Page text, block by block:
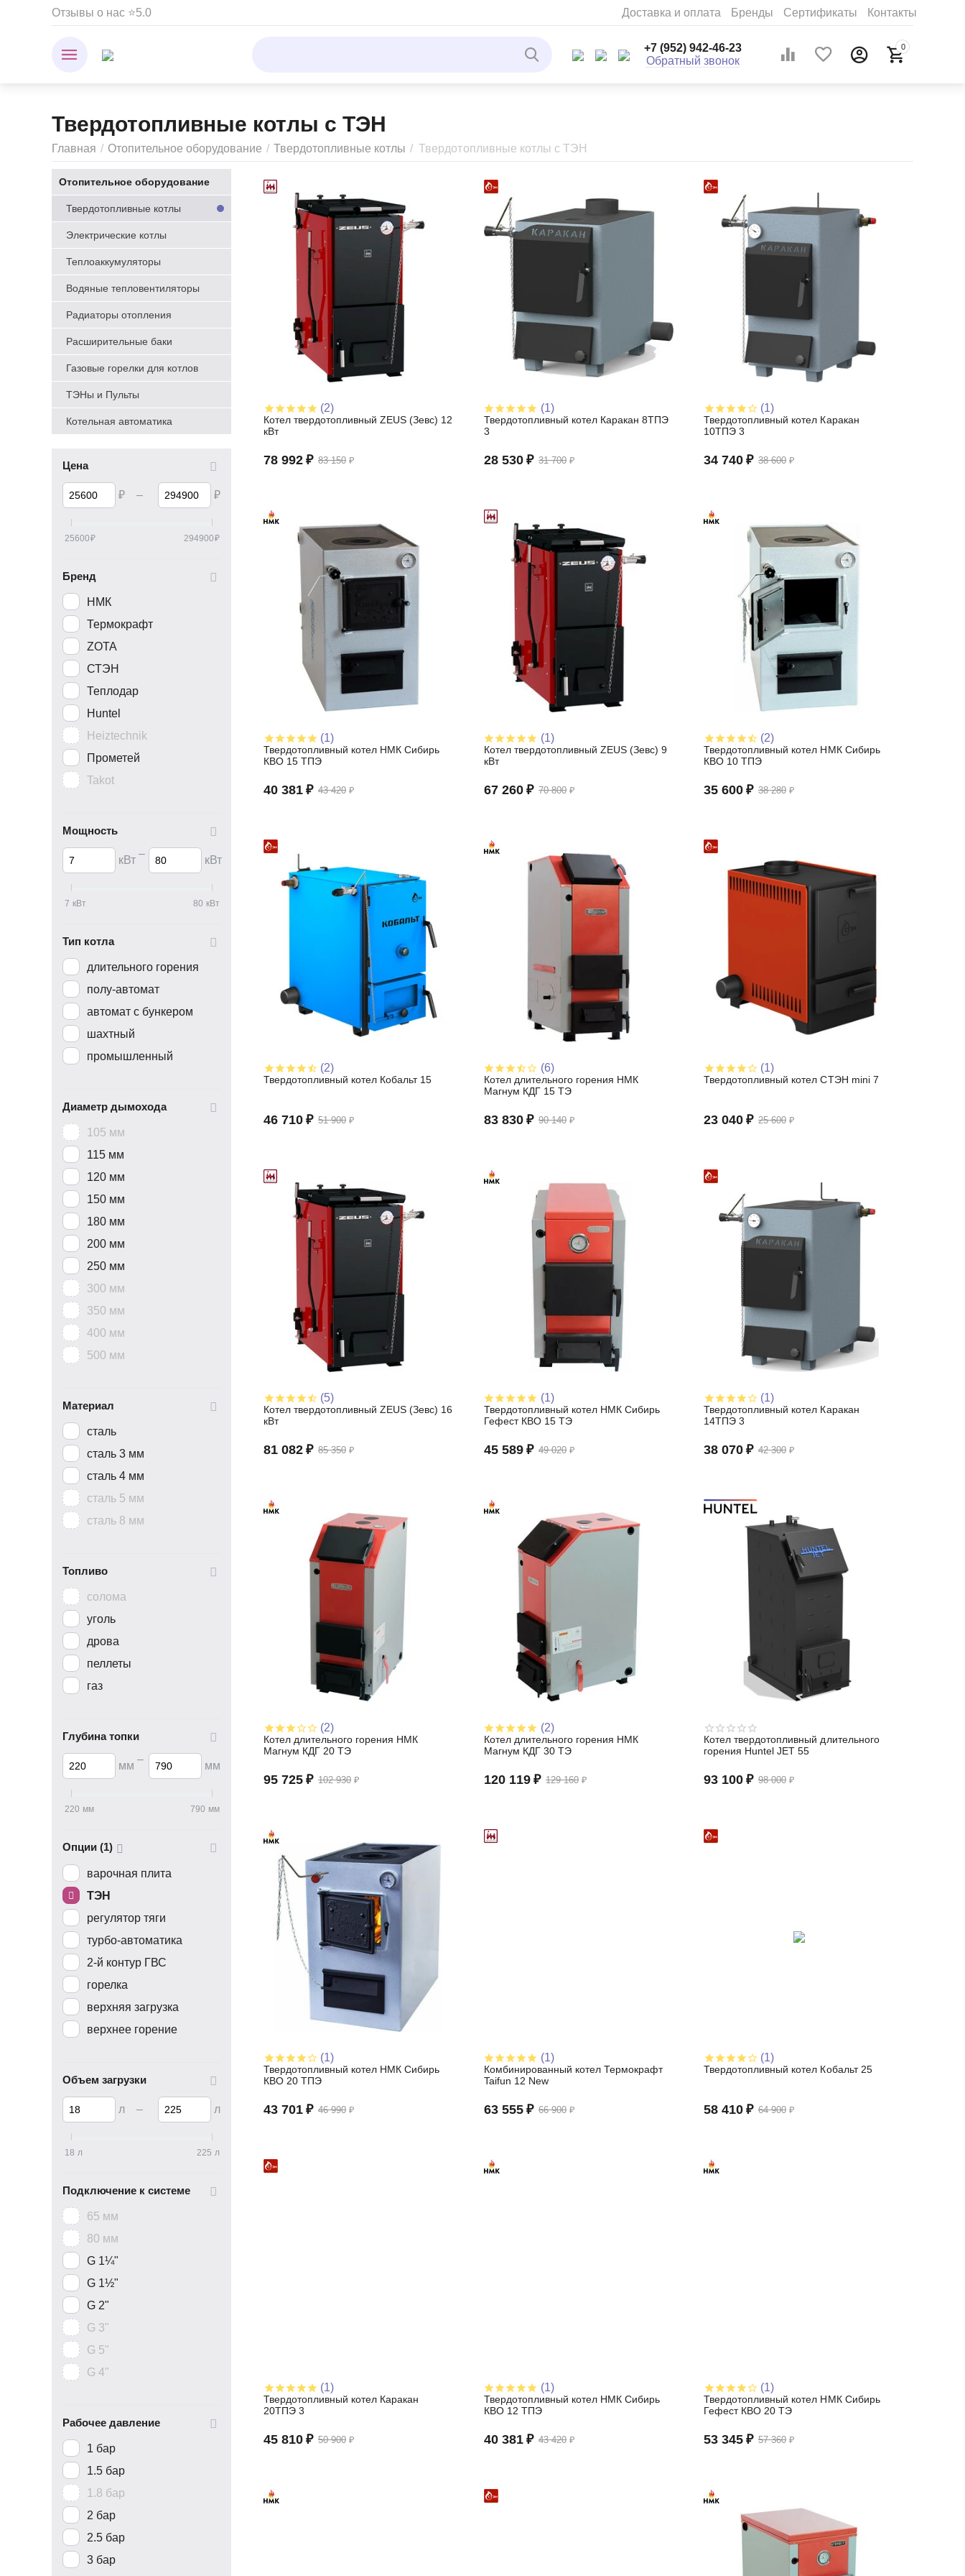
Отзывы о нас ⭐5.0 Доставка и оплата Бренды Сертификаты Контакты
+7 (952) 942-46-23
Обратный звонок
0
Твердотопливные котлы с ТЭН
Главная / Отопительное оборудование / Твердотопливные котлы / Твердотопливные котлы с ТЭН
(2)
Котел твердотопливный ZEUS (Зевс) 12
кВт
83 150 ₽
78 992 ₽
(1)
Твердотопливный котел Каракан 8ТПЭ
3
31 700 ₽
28 530 ₽
(1)
Твердотопливный котел Каракан
10ТПЭ 3
38 600 ₽
34 740 ₽
(1)
Твердотопливный котел НМК Сибирь
КВО 15 ТПЭ
43 420 ₽
40 381 ₽
(1)
Котел твердотопливный ZEUS (Зевс) 9
кВт
70 800 ₽
67 260 ₽
(2)
Твердотопливный котел НМК Сибирь
КВО 10 ТПЭ
38 280 ₽
35 600 ₽
(2)
Твердотопливный котел Кобальт 15
51 900 ₽
46 710 ₽
(6)
Котел длительного горения НМК
Магнум КДГ 15 ТЭ
90 140 ₽
83 830 ₽
(1)
Твердотопливный котел СТЭН mini 7
25 600 ₽
23 040 ₽
(5)
Котел твердотопливный ZEUS (Зевс) 16
кВт
85 350 ₽
81 082 ₽
(1)
Твердотопливный котел НМК Сибирь
Гефест КВО 15 ТЭ
49 020 ₽
45 589 ₽
(1)
Твердотопливный котел Каракан
14ТПЭ 3
42 300 ₽
38 070 ₽
(2)
Котел длительного горения НМК
Магнум КДГ 20 ТЭ
102 930 ₽
95 725 ₽
(2)
Котел длительного горения НМК
Магнум КДГ 30 ТЭ
129 160 ₽
120 119 ₽
Котел твердотопливный длительного
горения Huntel JET 55
98 000 ₽
93 100 ₽
(1)
Твердотопливный котел НМК Сибирь
КВО 20 ТПЭ
46 990 ₽
43 701 ₽
(1)
Комбинированный котел Термокрафт
Taifun 12 New
66 900 ₽
63 555 ₽
(1)
Твердотопливный котел Кобальт 25
64 900 ₽
58 410 ₽
(1)
Твердотопливный котел Каракан
20ТПЭ 3
50 900 ₽
45 810 ₽
(1)
Твердотопливный котел НМК Сибирь
КВО 12 ТПЭ
43 420 ₽
40 381 ₽
(1)
Твердотопливный котел НМК Сибирь
Гефест КВО 20 ТЭ
57 360 ₽
53 345 ₽
Отопительное оборудование
Твердотопливные котлы
Электрические котлы
Теплоаккумуляторы
Водяные тепловентиляторы
Радиаторы отопления
Расширительные баки
Газовые горелки для котлов
ТЭНы и Пульты
Котельная автоматика
Цена
₽ – ₽
25600₽ 294900₽
Бренд
НМК
Термокрафт
ZOTA
СТЭН
Теплодар
Huntel
Heiztechnik
Прометей
Takot
Мощность
кВт
–
кВт
7 кВт 80 кВт
Тип котла
длительного горения
полу-автомат
автомат с бункером
шахтный
промышленный
Диаметр дымохода
105 мм
115 мм
120 мм
150 мм
180 мм
200 мм
250 мм
300 мм
350 мм
400 мм
500 мм
Материал
сталь
сталь 3 мм
сталь 4 мм
сталь 5 мм
сталь 8 мм
Топливо
солома
уголь
дрова
пеллеты
газ
Глубина топки
мм
–
мм
220 мм 790 мм
Опции (1)
варочная плита
ТЭН
регулятор тяги
турбо-автоматика
2-й контур ГВС
горелка
верхняя загрузка
верхнее горение
Объем загрузки
л – л
18 л 225 л
Подключение к системе
65 мм
80 мм
G 1¼"
G 1½"
G 2"
G 3"
G 5"
G 4"
Рабочее давление
1 бар
1.5 бар
1.8 бар
2 бар
2.5 бар
3 бар